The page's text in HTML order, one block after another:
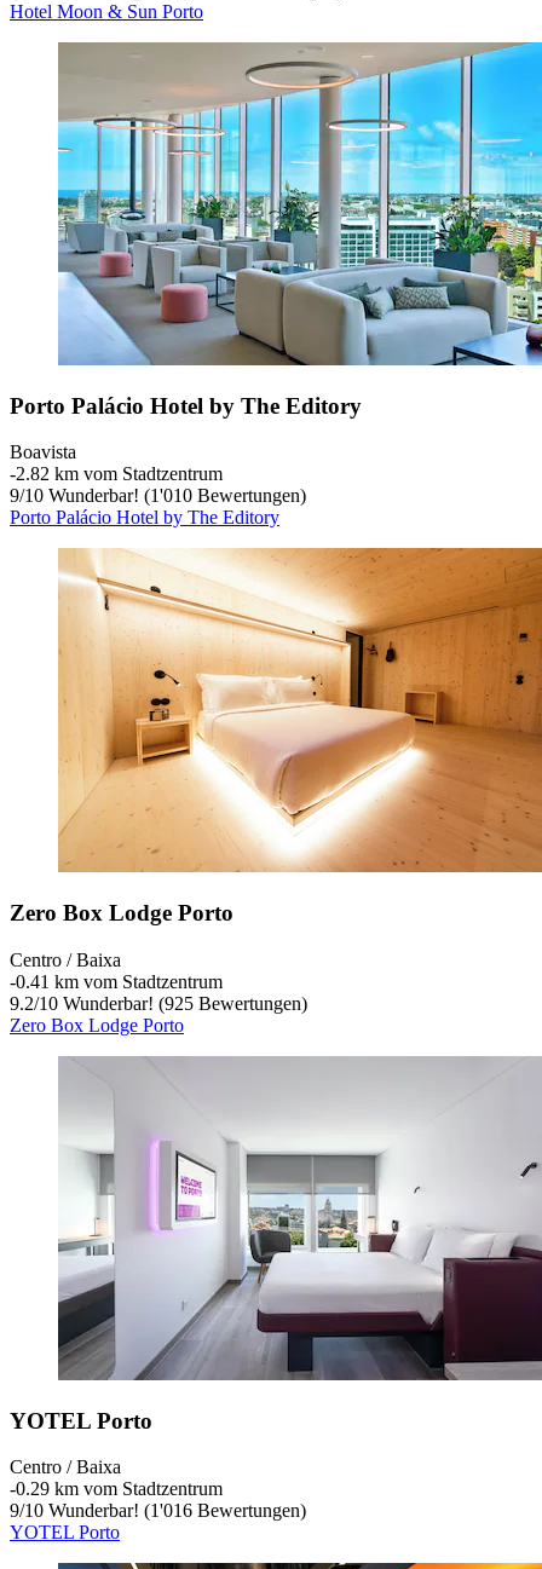
Hotel Moon & Sun Porto
Porto Palácio Hotel by The Editory
Boavista
‐2.82 km vom Stadtzentrum
9/10 Wunderbar! (1'010 Bewertungen)
Porto Palácio Hotel by The Editory
Zero Box Lodge Porto
Centro / Baixa
‐0.41 km vom Stadtzentrum
9.2/10 Wunderbar! (925 Bewertungen)
Zero Box Lodge Porto
YOTEL Porto
Centro / Baixa
‐0.29 km vom Stadtzentrum
9/10 Wunderbar! (1'016 Bewertungen)
YOTEL Porto